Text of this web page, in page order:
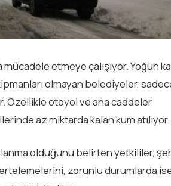
etmeye çalışıyor. Yoğun
olmayan belediyeler,
Özellikle otoyol ve ana caddeler
az miktarda kalan kum atılıyor.
olduğunu belirten yetkililer,
ertelemelerini, zorunlu durumlarda